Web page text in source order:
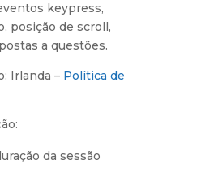
keypress,
posição de scroll,
a questões.
Irlanda – Política de
da sessão